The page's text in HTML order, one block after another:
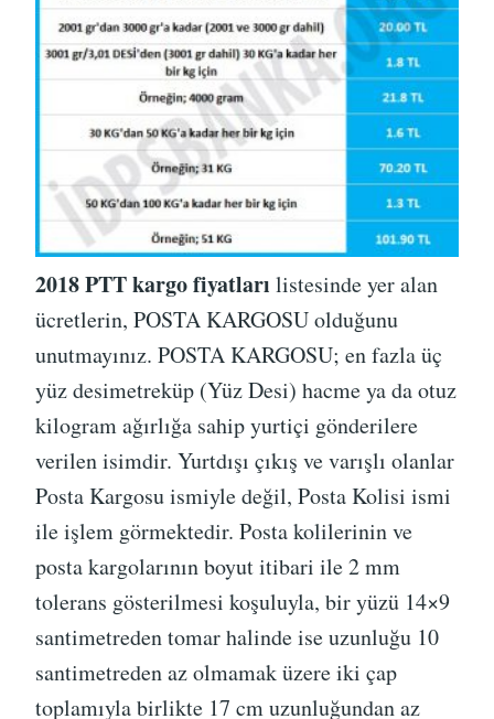
2018 PTT kargo fiyatları listesinde yer alan
ücretlerin, POSTA KARGOSU olduğunu
unutmayınız. POSTA KARGOSU; en fazla üç
yüz desimetreküp (Yüz Desi) hacme ya da otuz
kilogram ağırlığa sahip yurtiçi gönderilere
verilen isimdir. Yurtdışı çıkış ve varışlı olanlar
Posta Kargosu ismiyle değil, Posta Kolisi ismi
ile işlem görmektedir. Posta kolilerinin ve
posta kargolarının boyut itibari ile 2 mm
tolerans gösterilmesi koşuluyla, bir yüzü 14×9
santimetreden tomar halinde ise uzunluğu 10
santimetreden az olmamak üzere iki çap
toplamıyla birlikte 17 cm uzunluğundan az